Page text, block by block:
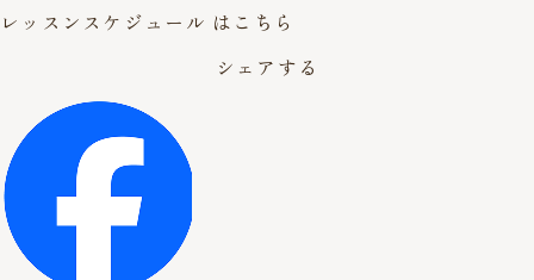
レッスンスケジュール はこちら
シェアする